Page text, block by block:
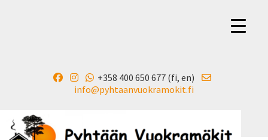
+358 400 650 677 (fi, en)
info@pyhtaanvuokramokit.fi